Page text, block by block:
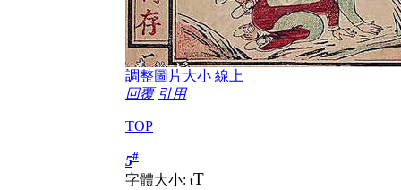
調整圖片大小 線上
回覆 引用
TOP
5#
字體大小: tT